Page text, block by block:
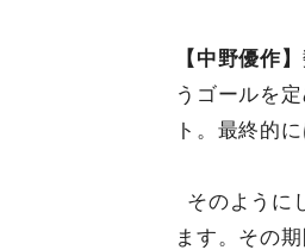
【中野優作】
うゴールを
ト。最終的
そのように
ます。その